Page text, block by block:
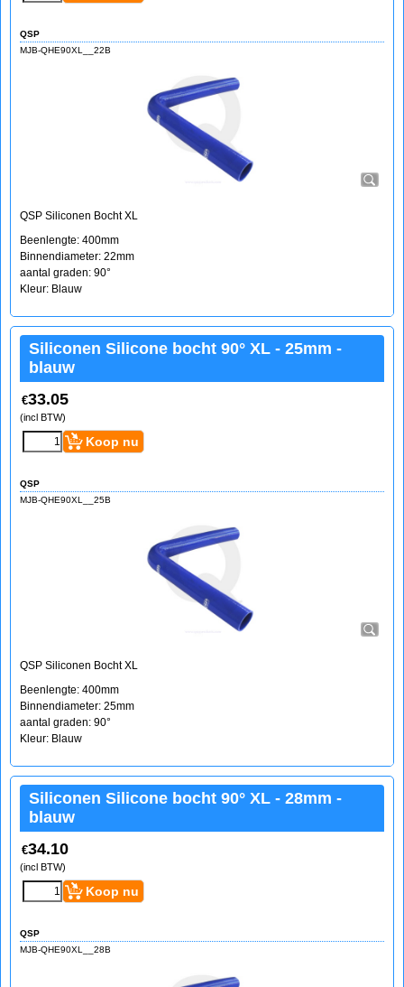
QSP
MJB-QHE90XL__22B
QSP Siliconen Bocht XL
Beenlengte: 400mm
Binnendiameter: 22mm
aantal graden: 90°
Kleur: Blauw
Siliconen Silicone bocht 90° XL - 25mm -
blauw
€33.05
(incl BTW)
Koop nu
QSP
MJB-QHE90XL__25B
QSP Siliconen Bocht XL
Beenlengte: 400mm
Binnendiameter: 25mm
aantal graden: 90°
Kleur: Blauw
Siliconen Silicone bocht 90° XL - 28mm -
blauw
€34.10
(incl BTW)
Koop nu
QSP
MJB-QHE90XL__28B